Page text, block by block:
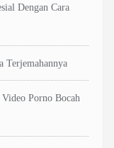
Dengan Cara
Terjemahannya
Porno Bocah